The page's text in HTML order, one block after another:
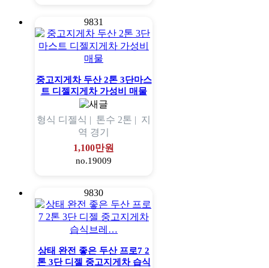
9831
중고지게차 두산 2톤 3단마스
트 디젤지게차 가성비 매물
형식 디젤식 | 톤수 2톤 | 지
역 경기
1,100만원
no.19009
9830
상태 완전 좋은 두산 프로7 2
톤 3단 디젤 중고지게차 습식